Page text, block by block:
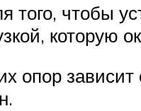
чтобы
которую
опор